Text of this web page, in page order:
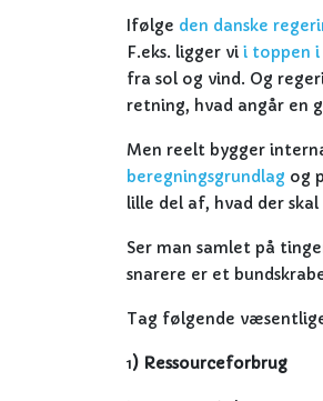
Ifølge den danske
F.eks. ligger vi i toppen i
fra sol og vind. Og
retning, hvad angår en
Men reelt bygger
beregningsgrundlag og
lille del af, hvad der
Ser man samlet på
snarere er et
Tag følgende
1) Ressourceforbrug